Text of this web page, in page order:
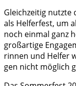
Gleich­zei­tig nutz­te
als Hel­fer­fest, um
noch ein­mal ganz
groß­ar­ti­ge
rin­nen und Hel­fer
gen nicht mög­lich